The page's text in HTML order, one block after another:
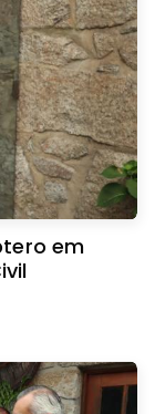
em